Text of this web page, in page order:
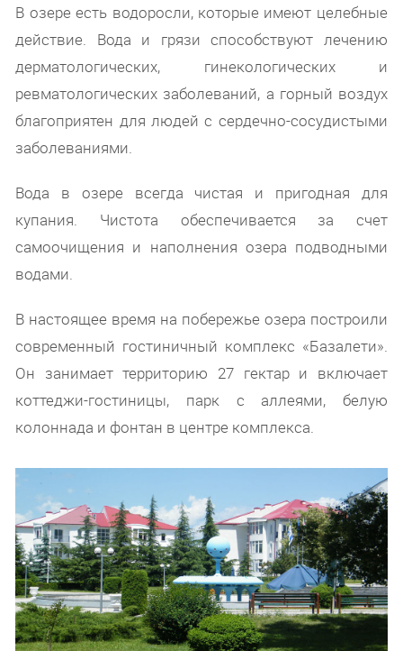
В озере есть водоросли, которые имеют целебные
действие. Вода и грязи способствуют лечению
дерматологических, гинекологических и
ревматологических заболеваний, а горный воздух
благоприятен для людей с сердечно-сосудистыми
заболеваниями.
Вода в озере всегда чистая и пригодная для
купания. Чистота обеспечивается за счет
самоочищения и наполнения озера подводными
водами.
В настоящее время на побережье озера построили
современный гостиничный комплекс «Базалети».
Он занимает территорию 27 гектар и включает
коттеджи-гостиницы, парк с аллеями, белую
колоннада и фонтан в центре комплекса.